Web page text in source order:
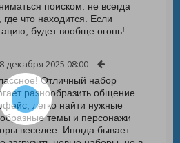
поиском: не всегда
где что находится. Если
будет вообще огонь!
декабря 2025 08:00
Отличный набор
разнообразить общение.
легко найти нужные
темы и персонажи
веселее. Иногда бывает